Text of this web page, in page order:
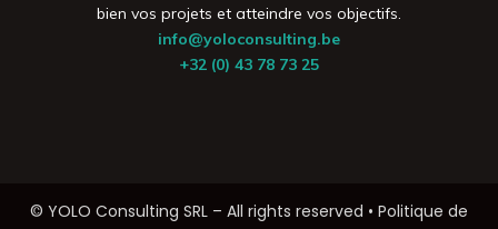
bien vos projets et atteindre vos objectifs.
info@yoloconsulting.be
+32 (0) 43 78 73 25
© YOLO Consulting SRL – All rights reserved • Politique de